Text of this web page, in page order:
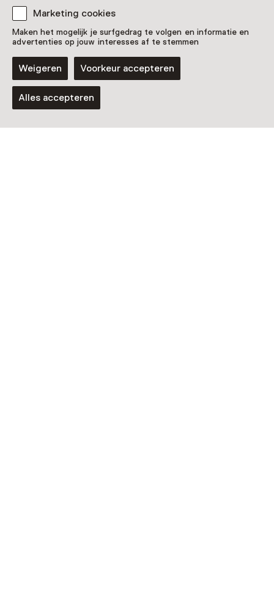
Marketing cookies
Maken het mogelijk je surfgedrag te volgen en informatie en
advertenties op jouw interesses af te stemmen
Weigeren Voorkeur accepteren
Alles accepteren
Klaslokaal uit, museum in! Tijdens de meivakantie hoef
je even geen huiswerk te maken. Ga slangen
ontmoeten, sterren zoeken of de ridder uithangen in
een van deze musea.